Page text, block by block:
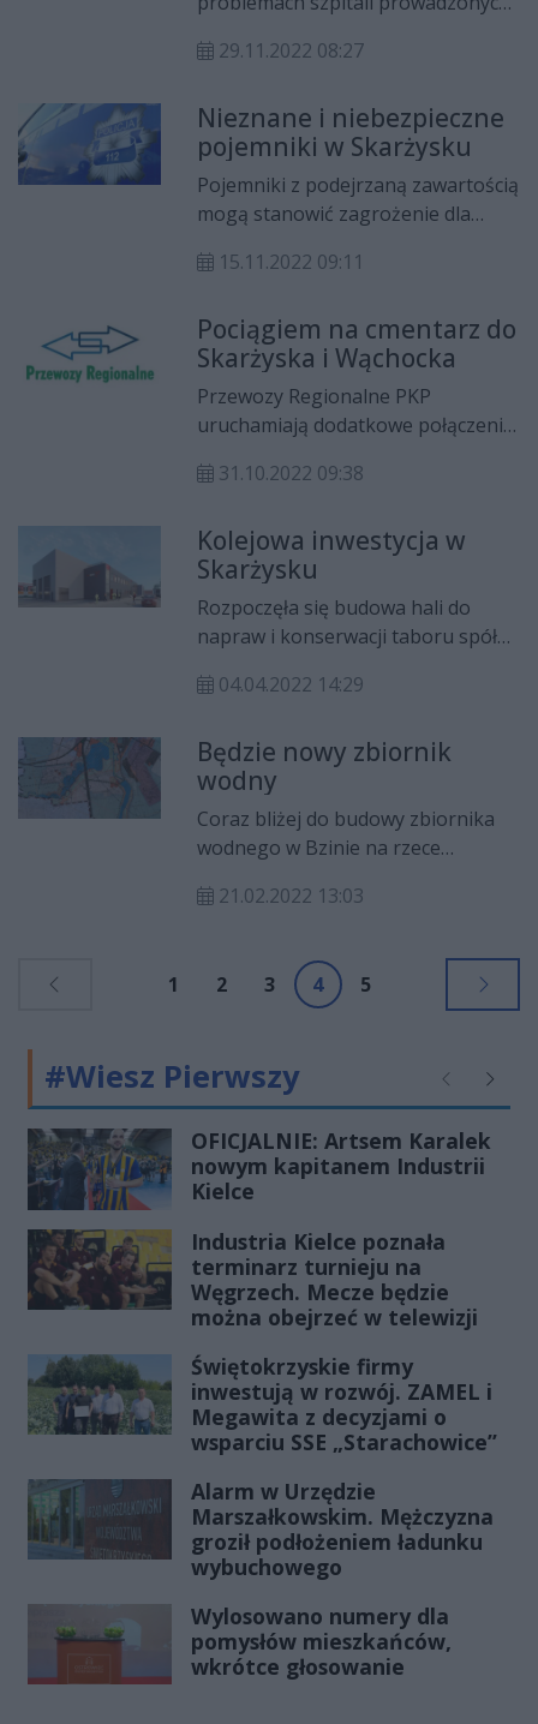
powiatowych
sposobach ich rozwiązywania
powiatów świętokrzyskich. O tym
jakie mogą być sposoby radzenia
sobie z tą kwestią, na antenie Radia
Rekord Świętokrzyskie mówi Jerzy
Kolarz starosta buski i
przewodniczący konwentu
świętokrzyskiego.
29.11.2022 08:27
Nieznane i niebezpieczne
pojemniki w Skarżysku
Pojemniki z podejrzaną zawartością
mogą stanowić zagrożenie dla
15.11.2022 09:11
Pociągiem na cmentarz do
Skarżyska i Wąchocka
Przewozy Regionalne PKP
uruchamiają dodatkowe połączenia
Kamienną a Wąchockiem.
31.10.2022 09:38
Kolejowa inwestycja w
Skarżysku
Rozpoczęła się budowa hali do
napraw i konserwacji taboru spółki
04.04.2022 14:29
Będzie nowy zbiornik
wodny
Coraz bliżej do budowy zbiornika
wodnego w Bzinie na rzece
21.02.2022 13:03
1 2 3 4 5
#Wiesz Pierwszy Poprzednie
OFICJALNIE: Artsem Karalek
nowym kapitanem Industrii
Kielce
Industria Kielce poznała
terminarz turnieju na
Węgrzech. Mecze będzie
można obejrzeć w telewizji
Świętokrzyskie firmy
inwestują w rozwój. ZAMEL i
Megawita z decyzjami o
wsparciu SSE „Starachowice”
Alarm w Urzędzie
Marszałkowskim. Mężczyzna
groził podłożeniem ładunku
wybuchowego
Wylosowano numery dla
pomysłów mieszkańców,
wkrótce głosowanie